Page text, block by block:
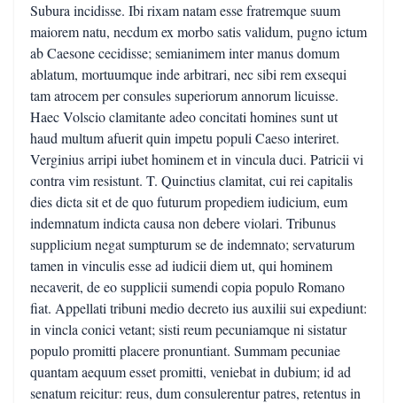
Subura incidisse. Ibi rixam natam esse fratremque suum
maiorem natu, necdum ex morbo satis validum, pugno ictum
ab Caesone cecidisse; semianimem inter manus domum
ablatum, mortuumque inde arbitrari, nec sibi rem exsequi
tam atrocem per consules superiorum annorum licuisse.
Haec Volscio clamitante adeo concitati homines sunt ut
haud multum afuerit quin impetu populi Caeso interiret.
Verginius arripi iubet hominem et in vincula duci. Patricii vi
contra vim resistunt. T. Quinctius clamitat, cui rei capitalis
dies dicta sit et de quo futurum propediem iudicium, eum
indemnatum indicta causa non debere violari. Tribunus
supplicium negat sumpturum se de indemnato; servaturum
tamen in vinculis esse ad iudicii diem ut, qui hominem
necaverit, de eo supplicii sumendi copia populo Romano
fiat. Appellati tribuni medio decreto ius auxilii sui expediunt:
in vincla conici vetant; sisti reum pecuniamque ni sistatur
populo promitti placere pronuntiant. Summam pecuniae
quantam aequum esset promitti, veniebat in dubium; id ad
senatum reicitur: reus, dum consulerentur patres, retentus in